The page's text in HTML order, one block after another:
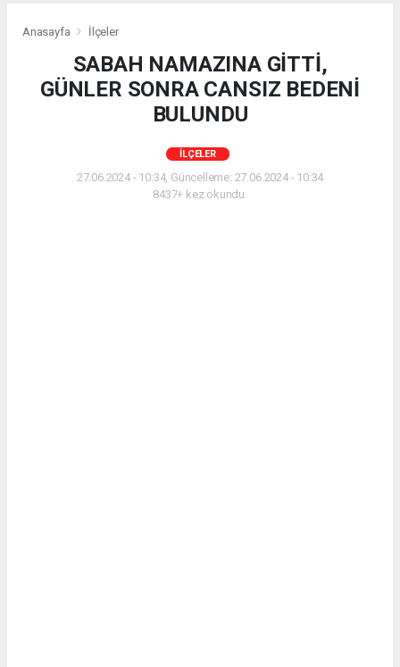
Anasayfa İlçeler
SABAH NAMAZINA GİTTİ,
GÜNLER SONRA CANSIZ BEDENİ
BULUNDU
İLÇELER
27.06.2024 - 10:34, Güncelleme: 27.06.2024 - 10:34
8437+ kez okundu.